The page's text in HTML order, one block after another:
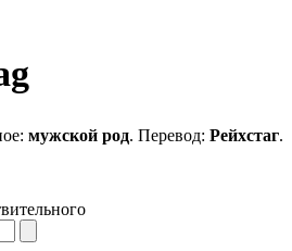
мужской род. Перевод: Рейхстаг.